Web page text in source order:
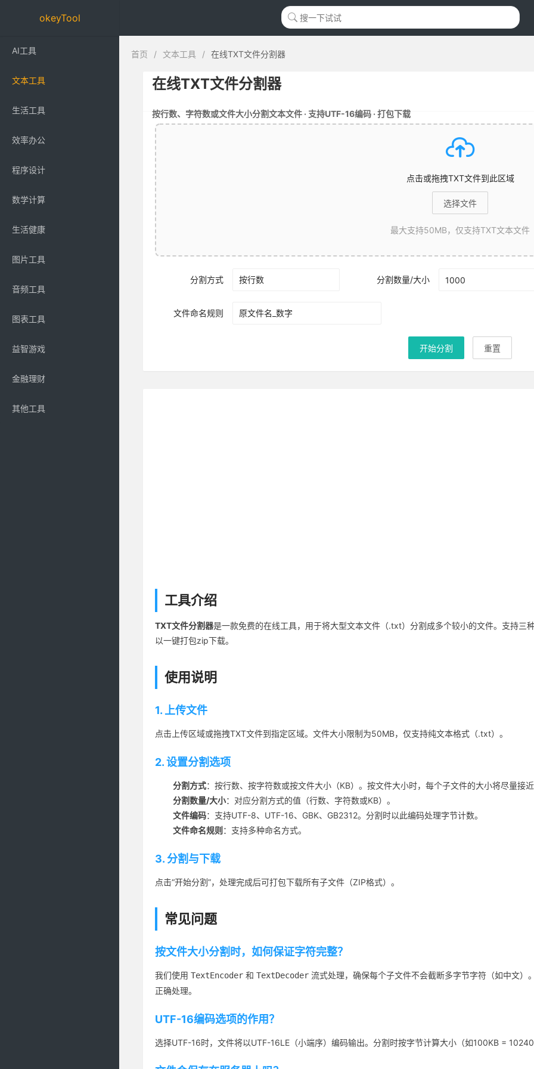
okeyTool
AI工具
文本工具
生活工具
效率办公
程序设计
数学计算
生活健康
图片工具
音频工具
图表工具
益智游戏
金融理财
其他工具
首页 / 文本工具 / 在线TXT文件分割器
在线TXT文件分割器
按行数、字符数或文件大小分割文本文件 · 支持UTF-16编码 · 打包下载
点击或拖拽TXT文件到此区域
选择文件
最大支持50MB，仅支持TXT文本文件
分割方式 分割数量/大小
文件命名规则
开始分割 重置
工具介绍
TXT文件分割器是一款免费的在线工具，用于将大型文本文件（.txt）分割成多个较小的文件。支持三
以一键打包zip下载。
使用说明
1. 上传文件
点击上传区域或拖拽TXT文件到指定区域。文件大小限制为50MB，仅支持纯文本格式（.txt）。
2. 设置分割选项
分割方式：按行数、按字符数或按文件大小（KB）。按文件大小时，每个子文件的大小将尽量接
分割数量/大小：对应分割方式的值（行数、字符数或KB）。
文件编码：支持UTF-8、UTF-16、GBK、GB2312。分割时以此编码处理字节计数。
文件命名规则 ：支持多种命名方式。
3. 分割与下载
点击“开始分割”，处理完成后可打包下载所有子文件（ZIP格式）。
常见问题
按文件大小分割时，如何保证字符完整？
我们使用 TextEncoder 和 TextDecoder 流式处理，确保每个子文件不会截断多字节字符（如中文
正确处理。
UTF-16编码选项的作用？
选择UTF-16时，文件将以UTF-16LE（小端序）编码输出。分割时按字节计算大小（如100KB =